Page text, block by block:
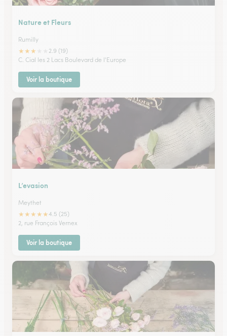
Nature et Fleurs
Rumilly
★★★
2.9 (19)
C. Cial les 2 Lacs Boulevard de l'Europe
Voir la boutique
L’evasion
Meythet
★★★★★4.5 (25)
2, rue François Vernex
Voir la boutique